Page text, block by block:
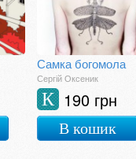
Самка богомола
Сергій Оксеник
190 грн
К
В кошик